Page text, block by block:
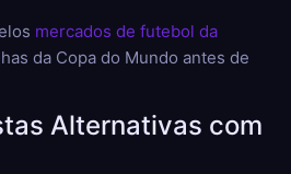
mercados de futebol da
da Copa do Mundo antes de
Alternativas com